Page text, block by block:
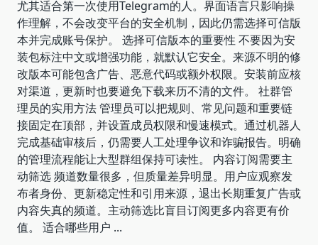
尤其适合第一次使用Telegram的人。界面语言只影响操
作理解，不会改变平台的安全机制，因此仍需选择可信版
本并完成账号保护。 选择可信版本的重要性 不要因为安
装包标注中文或增强功能，就默认它安全。来源不明的修
改版本可能包含广告、恶意代码或额外权限。安装前应核
对渠道，更新时也要避免下载来历不清的文件。 社群管
理员的实用方法 管理员可以把规则、常见问题和重要链
接固定在顶部，并设置成员权限和慢速模式。通过机器人
完成基础审核后，仍需要人工处理争议和诈骗报告。明确
的管理流程能让大型群组保持可读性。 内容订阅需要主
动筛选 频道数量很多，但质量差异明显。用户应观察发
布者身份、更新稳定性和引用来源，退出长期重复广告或
内容失真的频道。主动筛选比盲目订阅更多内容更有价
值。 适合哪些用户 ...